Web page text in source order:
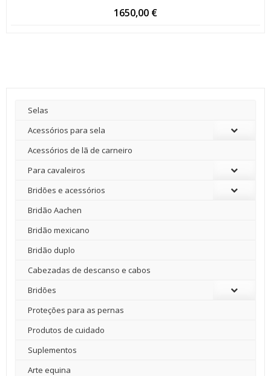
1650,00 €
Selas
Acessórios para sela
Acessórios de lã de carneiro
Para cavaleiros
Bridões e acessórios
Bridão Aachen
Bridão mexicano
Bridão duplo
Cabezadas de descanso e cabos
Bridões
Proteções para as pernas
Produtos de cuidado
Suplementos
Arte equina